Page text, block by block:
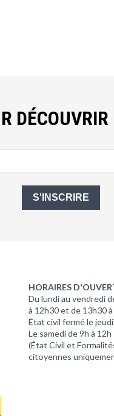
S'INSCRIRE
HORAIRES
Du lundi au vendredi
à 12h30 et de 13h30
État civil fermé le
Le samedi de 9h à 12h
(État Civil et
citoyennes